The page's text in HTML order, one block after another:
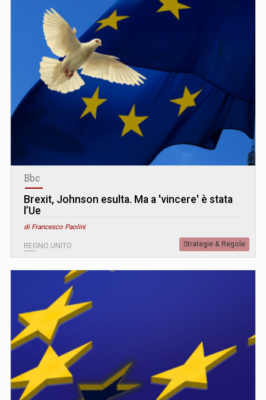
Bbc
Brexit, Johnson esulta. Ma a 'vincere' è stata
l’Ue
di Francesco Paolini
REGNO UNITO Strategie & Regole